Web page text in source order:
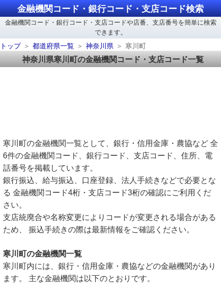
金融機関コード・銀行コード・支店コード検索
金融機関コード・銀行コード・支店コードや店番、支店番号を簡単に検索
できます。
トップ
都道府県一覧 神奈川県 寒川町
神奈川県寒川町の金融機関コード・支店コード一覧
寒川町の金融機関一覧として、銀行・信用金庫・農協など 全
6件の金融機関コード、銀行コード、支店コード、住所、電
話番号を掲載しています。
銀行振込、給与振込、口座登録、法人手続きなどで必要とな
る 金融機関コード4桁・支店コード3桁の確認にご利用くだ
さい。
支店統廃合や名称変更によりコードが変更される場合がある
ため、 振込手続きの際は最新情報をご確認ください。
寒川町の金融機関一覧
寒川町内には、銀行・信用金庫・農協などの金融機関があり
ます。 主な金融機関は以下のとおりです。